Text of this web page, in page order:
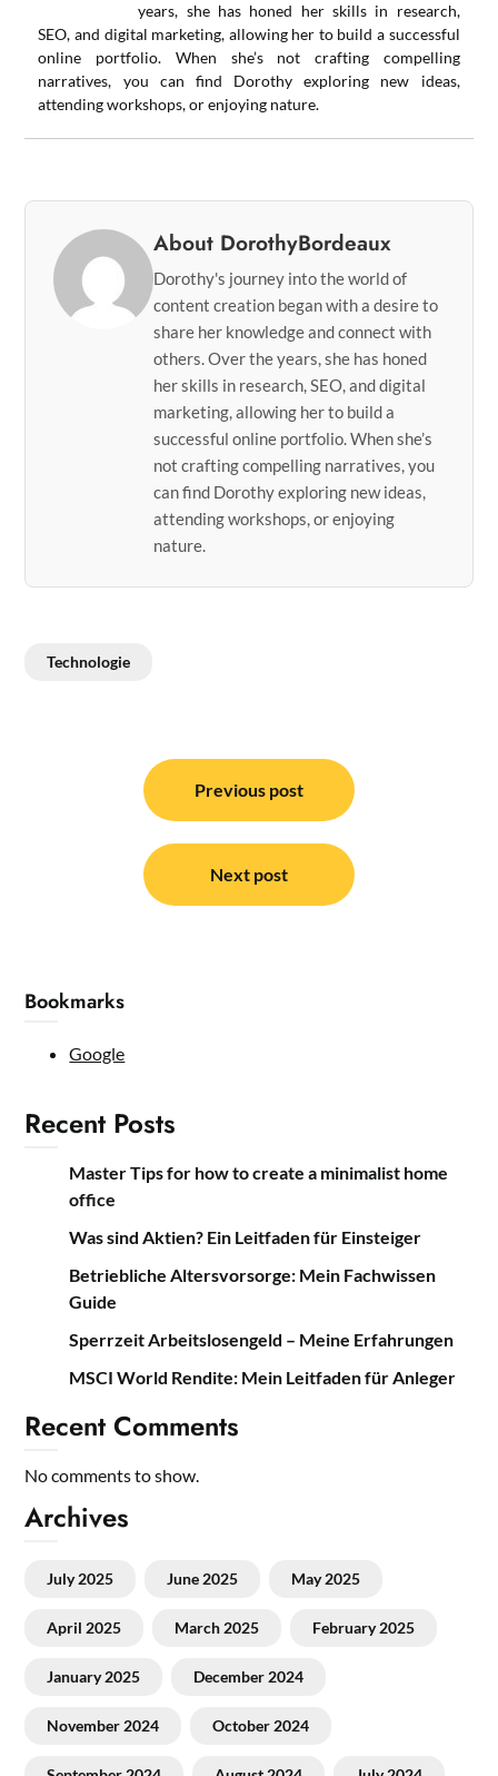
years, she has honed her skills in research,
SEO, and digital marketing, allowing her to build a successful
online portfolio. When she’s not crafting compelling
narratives, you can find Dorothy exploring new ideas,
attending workshops, or enjoying nature.
About DorothyBordeaux
Dorothy's journey into the world of
content creation began with a desire to
share her knowledge and connect with
others. Over the years, she has honed
her skills in research, SEO, and digital
marketing, allowing her to build a
successful online portfolio. When she’s
not crafting compelling narratives, you
can find Dorothy exploring new ideas,
attending workshops, or enjoying
nature.
Technologie
navigation
Previous post
Next post
Bookmarks
Google
Recent Posts
Master Tips for how to create a minimalist home
office
Was sind Aktien? Ein Leitfaden für Einsteiger
Betriebliche Altersvorsorge: Mein Fachwissen
Guide
Sperrzeit Arbeitslosengeld – Meine Erfahrungen
MSCI World Rendite: Mein Leitfaden für Anleger
Recent Comments
No comments to show.
Archives
July 2025 June 2025 May 2025
April 2025 March 2025 February 2025
January 2025 December 2024
November 2024 October 2024